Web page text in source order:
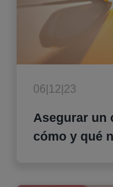
06|12|23
Asegurar un
cómo y qué